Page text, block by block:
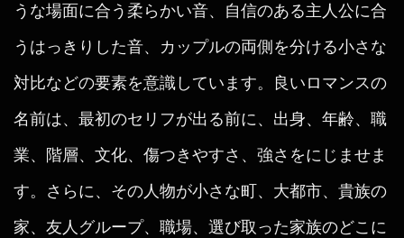
うな場面に合う柔らかい音、自信のある主人公に合
うはっきりした音、カップルの両側を分ける小さな
対比などの要素を意識しています。良いロマンスの
名前は、最初のセリフが出る前に、出身、年齢、職
業、階層、文化、傷つきやすさ、強さをにじませま
す。さらに、その人物が小さな町、大都市、貴族の
家、友人グループ、職場、選び取った家族のどこに